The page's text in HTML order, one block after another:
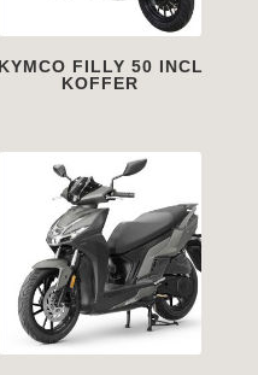
KYMCO FILLY 50 INCL
KOFFER